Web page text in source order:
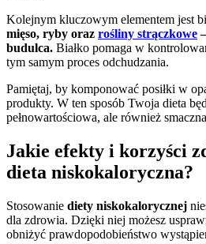
Kolejnym kluczowym elementem jest
mięso, ryby oraz rośliny strączkowe
budulca. Białko pomaga w
tym samym proces odchudzania.
Pamiętaj, by komponować posiłki w
produkty. W ten sposób Twoja dieta
pełnowartościowa, ale również
Jakie efekty i korzyści
dieta niskokaloryczna?
Stosowanie diety niskokalorycznej
dla zdrowia. Dzięki niej możesz
obniżyć prawdopodobieństwo